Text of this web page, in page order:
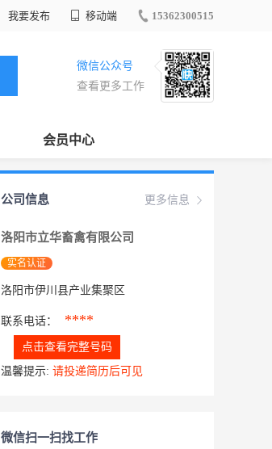
我要发布 移动端 15362300515
微信公众号
查看更多工作
会员中心
更多信息
公司信息
洛阳市立华畜禽有限公司
实名认证
洛阳市伊川县产业集聚区
联系电话： ****
点击查看完整号码
温馨提示: 请投递简历后可见
微信扫一扫找工作